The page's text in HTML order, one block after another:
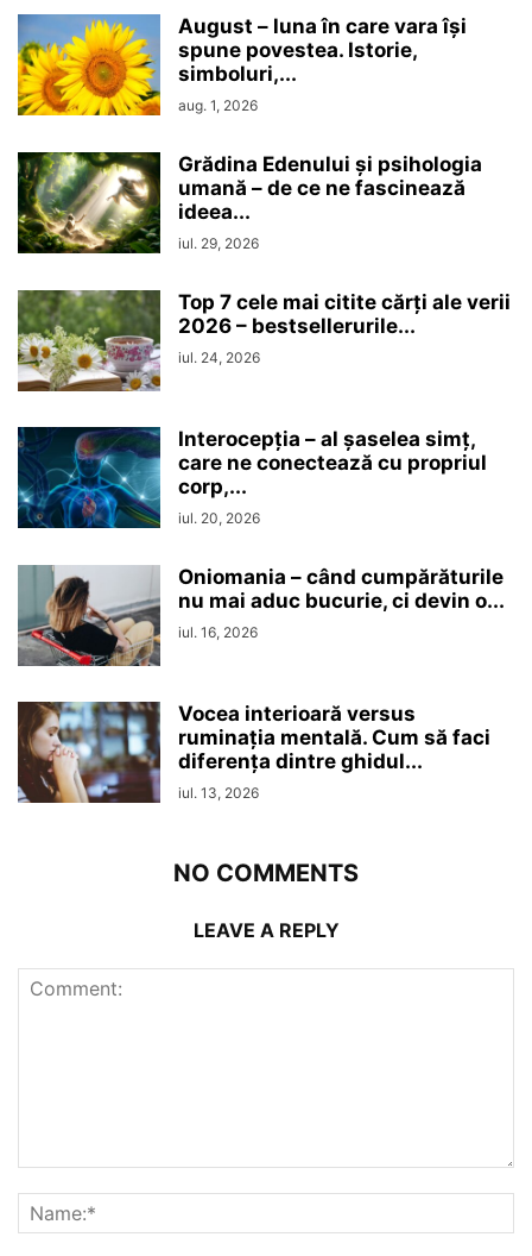
August – luna în care vara își
spune povestea. Istorie,
simboluri,...
aug. 1, 2026
Grădina Edenului și psihologia
umană – de ce ne fascinează
ideea...
iul. 29, 2026
Top 7 cele mai citite cărți ale verii
2026 – bestsellerurile...
iul. 24, 2026
Interocepţia – al șaselea simț,
care ne conectează cu propriul
corp,...
iul. 20, 2026
Oniomania – când cumpărăturile
nu mai aduc bucurie, ci devin o...
iul. 16, 2026
Vocea interioară versus
ruminaţia mentală. Cum să faci
diferența dintre ghidul...
iul. 13, 2026
NO COMMENTS
LEAVE A REPLY